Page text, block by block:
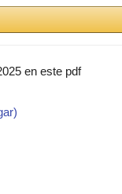
en este pdf